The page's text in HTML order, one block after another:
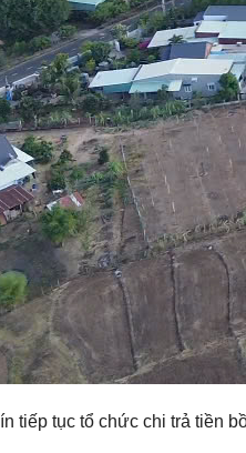
tiếp tục tổ chức chi trả tiền